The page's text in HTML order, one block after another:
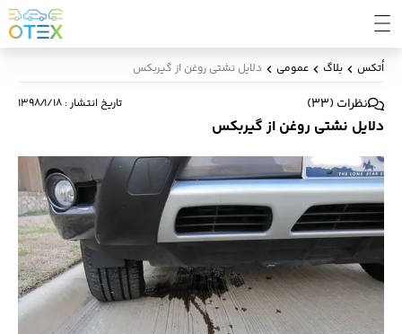
اُتکس بلاگ عمومی دلایل نشتی روغن از گیربکس
نظرات (
33
) تاریخ انتشار: ۱۳۹۸/۱/۱۸
دلایل نشتی روغن از گیربکس